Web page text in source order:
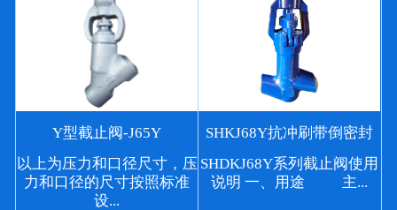
Y型截止阀-J65Y
以上为压力和口径尺寸，压
力和口径的尺寸按照标准
设...
SHKJ68Y抗冲刷带倒密封
SHDKJ68Y系列截止阀使用
说明 一、用途 主...